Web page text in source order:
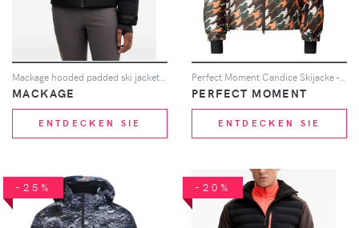
MACKAGE
ENTDECKEN SIE
PERFECT MOMENT
ENTDECKEN SIE
-25% -20%